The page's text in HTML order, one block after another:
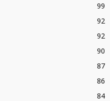
99
92
92
90
87
86
84